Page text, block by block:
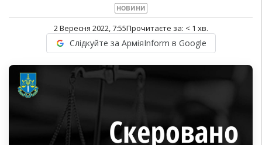
НОВИНИ
2 Вересня 2022, 7:55Прочитаєте за: < 1 хв.
Слідкуйте за АрміяInform в Google